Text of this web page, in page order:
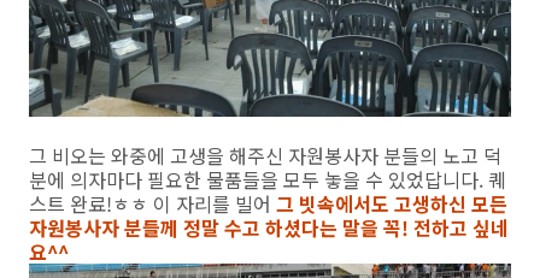
그 비오는 와중에 고생을 해주신 자원봉사자 분들의 노고 덕
분에 의자마다 필요한 물품들을 모두 놓을 수 있었답니다. 퀘
스트 완료!ㅎㅎ 이 자리를 빌어 그 빗속에서도 고생하신 모든
자원봉사자 분들께 정말 수고 하셨다는 말을 꼭! 전하고 싶네
요^^